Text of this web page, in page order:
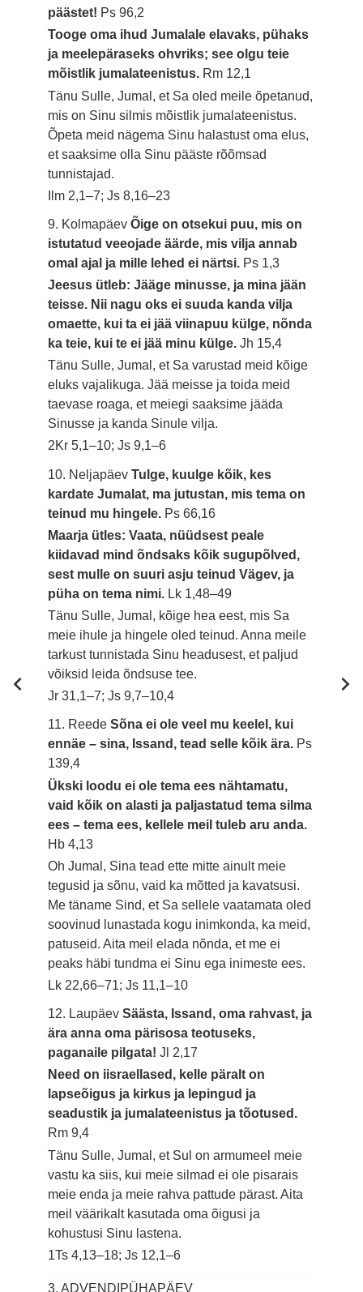
päästet! Ps 96,2
Tooge oma ihud Jumalale elavaks, pühaks
ja meelepäraseks ohvriks; see olgu teie
mõistlik jumalateenistus. Rm 12,1
Tänu Sulle, Jumal, et Sa oled meile õpetanud,
mis on Sinu silmis mõistlik jumalateenistus.
Õpeta meid nägema Sinu halastust oma elus,
et saaksime olla Sinu pääste rõõmsad
tunnistajad.
Ilm 2,1–7; Js 8,16–23
9. KolmapäevÕige on otsekui puu, mis on
istutatud veeojade äärde, mis vilja annab
omal ajal ja mille lehed ei närtsi. Ps 1,3
Jeesus ütleb: Jääge minusse, ja mina jään
teisse. Nii nagu oks ei suuda kanda vilja
omaette, kui ta ei jää viinapuu külge, nõnda
ka teie, kui te ei jää minu külge.Jh 15,4
Tänu Sulle, Jumal, et Sa varustad meid kõige
eluks vajalikuga. Jää meisse ja toida meid
taevase roaga, et meiegi saaksime jääda
Sinusse ja kanda Sinule vilja.
2Kr 5,1–10; Js 9,1–6
10. NeljapäevTulge, kuulge kõik, kes
kardate Jumalat, ma jutustan, mis tema on
teinud mu hingele. Ps 66,16
Maarja ütles: Vaata, nüüdsest peale
kiidavad mind õndsaks kõik sugupõlved,
sest mulle on suuri asju teinud Vägev, ja
püha on tema nimi. Lk 1,48–49
Tänu Sulle, Jumal, kõige hea eest, mis Sa
meie ihule ja hingele oled teinud. Anna meile
tarkust tunnistada Sinu headusest, et paljud
võiksid leida õndsuse tee.
Jr 31,1–7; Js 9,7–10,4
11. ReedeSõna ei ole veel mu keelel, kui
ennäe – sina, Issand, tead selle kõik ära. Ps
139,4
Ükski loodu ei ole tema ees nähtamatu,
vaid kõik on alasti ja paljastatud tema silma
ees – tema ees, kellele meil tuleb aru anda.
Hb 4,13
Oh Jumal, Sina tead ette mitte ainult meie
tegusid ja sõnu, vaid ka mõtted ja kavatsusi.
Me täname Sind, et Sa sellele vaatamata oled
soovinud lunastada kogu inimkonda, ka meid,
patuseid. Aita meil elada nõnda, et me ei
peaks häbi tundma ei Sinu ega inimeste ees.
Lk 22,66–71; Js 11,1–10
12. LaupäevSäästa, Issand, oma rahvast, ja
ära anna oma pärisosa teotuseks,
paganaile pilgata!Jl 2,17
Need on iisraellased, kelle päralt on
lapseõigus ja kirkus ja lepingud ja
seadustik ja jumalateenistus ja tõotused.
Rm 9,4
Tänu Sulle, Jumal, et Sul on armumeel meie
vastu ka siis, kui meie silmad ei ole pisarais
meie enda ja meie rahva pattude pärast. Aita
meil väärikalt kasutada oma õigusi ja
kohustusi Sinu lastena.
1Ts 4,13–18; Js 12,1–6
3. ADVENDIPÜHAPÄEV